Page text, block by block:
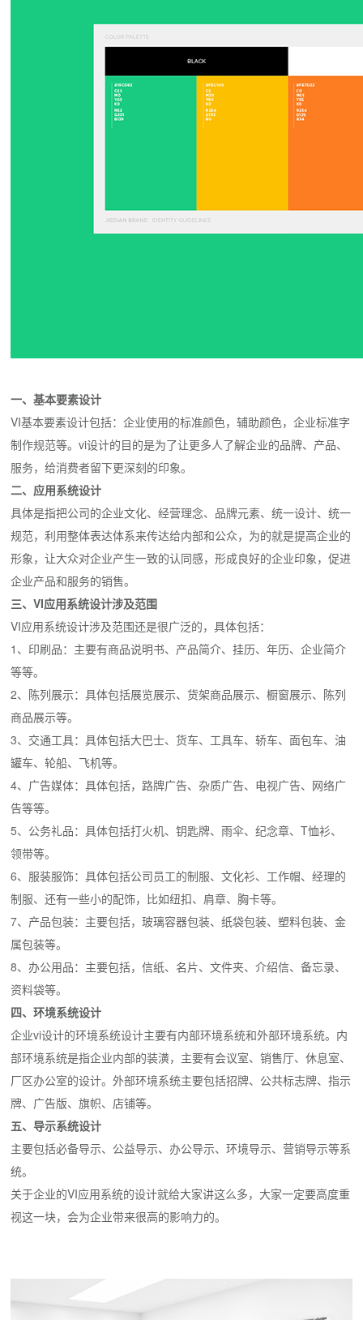
一、基本要素设计
VI基本要素设计包括：企业使用的标准颜色，辅助颜色，企业标准字
制作规范等。vi设计的目的是为了让更多人了解企业的品牌、产品、
服务，给消费者留下更深刻的印象。
二、应用系统设计
具体是指把公司的企业文化、经营理念、品牌元素、统一设计、统一
规范，利用整体表达体系来传达给内部和公众，为的就是提高企业的
形象，让大众对企业产生一致的认同感，形成良好的企业印象，促进
企业产品和服务的销售。
三、VI应用系统设计涉及范围
VI应用系统设计涉及范围还是很广泛的，具体包括：
1、印刷品：主要有商品说明书、产品简介、挂历、年历、企业简介
等等。
2、陈列展示：具体包括展览展示、货架商品展示、橱窗展示、陈列
商品展示等。
3、交通工具：具体包括大巴士、货车、工具车、轿车、面包车、油
罐车、轮船、飞机等。
4、广告媒体：具体包括，路牌广告、杂质广告、电视广告、网络广
告等等。
5、公务礼品：具体包括打火机、钥匙牌、雨伞、纪念章、T恤衫、
领带等。
6、服装服饰：具体包括公司员工的制服、文化衫、工作帽、经理的
制服、还有一些小的配饰，比如纽扣、肩章、胸卡等。
7、产品包装：主要包括，玻璃容器包装、纸袋包装、塑料包装、金
属包装等。
8、办公用品：主要包括，信纸、名片、文件夹、介绍信、备忘录、
资料袋等。
四、环境系统设计
企业vi设计的环境系统设计主要有内部环境系统和外部环境系统。内
部环境系统是指企业内部的装潢，主要有会议室、销售厅、休息室、
厂区办公室的设计。外部环境系统主要包括招牌、公共标志牌、指示
牌、广告版、旗帜、店铺等。
五、导示系统设计
主要包括必备导示、公益导示、办公导示、环境导示、营销导示等系
统。
关于企业的VI应用系统的设计就给大家讲这么多，大家一定要高度重
视这一块，会为企业带来很高的影响力的。